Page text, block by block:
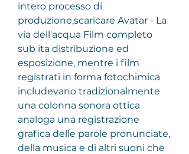
intero processo di
produzione,scaricare Avatar - La
via dell'acqua Film completo
sub ita distribuzione ed
esposizione, mentre i film
registrati in forma fotochimica
includevano tradizionalmente
una colonna sonora ottica
analoga una registrazione
grafica delle parole pronunciate,
della musica e di altri suoni che